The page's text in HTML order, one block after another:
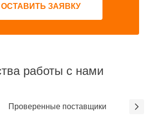
ОСТАВИТЬ ЗАЯВКУ
работы с нами
Проверенные поставщики